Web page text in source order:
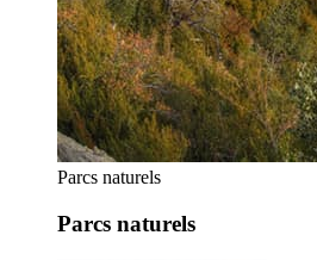
Parcs naturels
Parcs naturels